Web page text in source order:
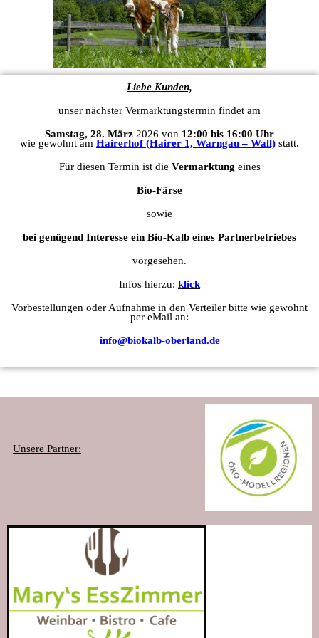
Liebe Kunden,
unser nächster Vermarktungstermin findet am
Samstag, 28. März 2026 von 12:00 bis 16:00 Uhr
wie gewohnt am Hairerhof (Hairer 1, Warngau – Wall) statt.
Für diesen Termin ist die Vermarktung eines
Bio-Färse
sowie
bei genügend Interesse ein Bio-Kalb eines Partnerbetriebes
vorgesehen.
Infos hierzu: klick
Vorbestellungen oder Aufnahme in den Verteiler bitte wie gewohnt
per eMail an:
info@biokalb-oberland.de
Unsere Partner: